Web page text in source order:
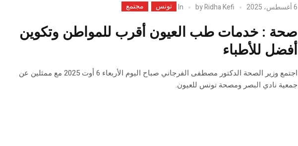
6 أغسطس، 2025 byRidha Kefi
In تونس مجتمع
صحة : خدمات طب العيون أقرب للمواطن وتكوين
أفضل للأطباء
اجتمع وزير الصحة الدكتور مصطفى الفرجاني صباح اليوم الأربعاء 6 أوت 2025 مع ممثلين عن
جمعية نادي البصر ومصحة تونس للعيون.